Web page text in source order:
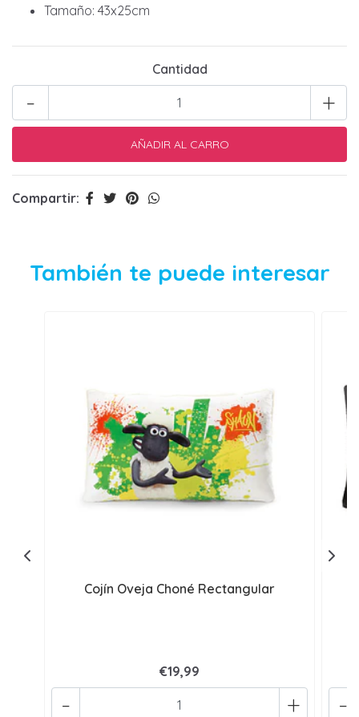
Tamaño: 43x25cm
Cantidad
+
-
Compartir:
También te puede interesar
Cojín Oveja Choné Rectangular
€19,99
+
- -